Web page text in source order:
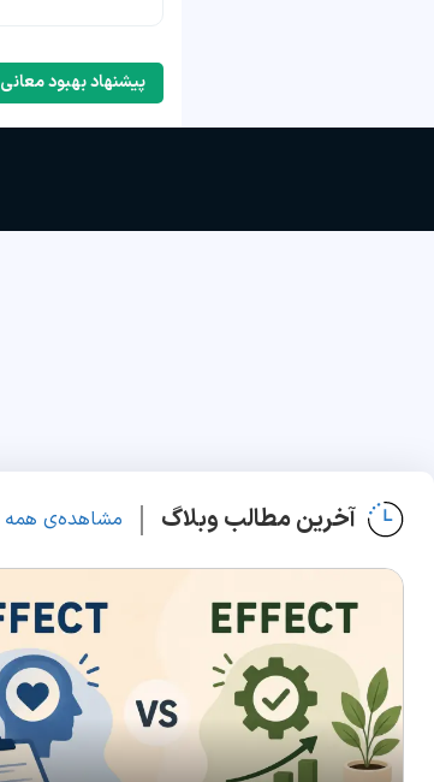
پیشنهاد بهبود معانی
آخرین مطالب وبلاگ مشاهده‌ی همه